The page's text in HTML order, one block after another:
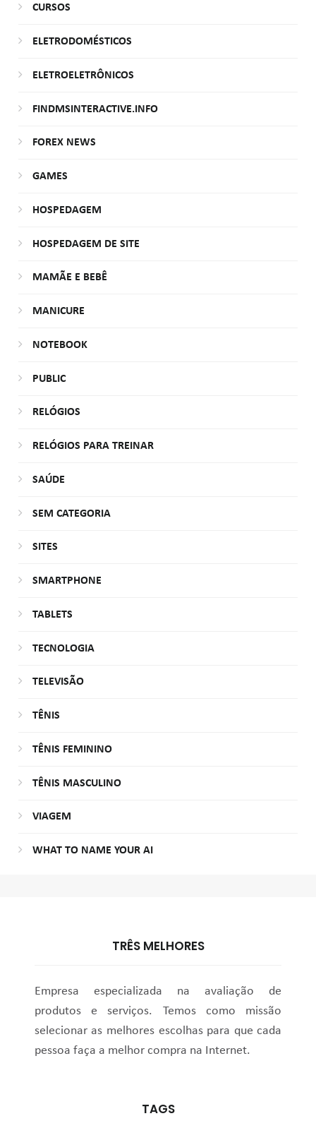
CURSOS
ELETRODOMÉSTICOS
ELETROELETRÔNICOS
FINDMSINTERACTIVE.INFO
FOREX NEWS
GAMES
HOSPEDAGEM
HOSPEDAGEM DE SITE
MAMÃE E BEBÊ
MANICURE
NOTEBOOK
PUBLIC
RELÓGIOS
RELÓGIOS PARA TREINAR
SAÚDE
SEM CATEGORIA
SITES
SMARTPHONE
TABLETS
TECNOLOGIA
TELEVISÃO
TÊNIS
TÊNIS FEMININO
TÊNIS MASCULINO
VIAGEM
WHAT TO NAME YOUR AI
TRÊS MELHORES
Empresa especializada na avaliação de
produtos e serviços. Temos como missão
selecionar as melhores escolhas para que cada
pessoa faça a melhor compra na Internet.
TAGS